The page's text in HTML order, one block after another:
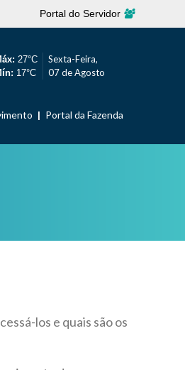
Portal do Servidor
27°C
17°C
Sexta-Feira,
07 de Agosto
Portal da Fazenda
los e quais são os